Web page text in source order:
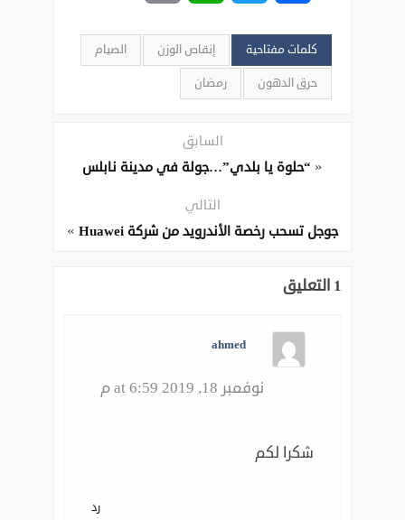
كلمات مفتاحية إنقاص الوزن الصيام
حرق الدهون رمضان
السابق
« “حلوة يا بلدي”…جولة في مدينة نابلس
التالي
جوجل تسحب رخصة الأندرويد من شركة Huawei
»
1 التعليق
ahmed
نوفمبر 18, 2019 at 6:59 م
شكرا لكم
رد